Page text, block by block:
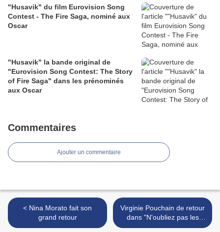
"Husavik" du film Eurovision Song
Contest - The Fire Saga, nominé aux
Oscar
"Husavik" la bande original de
"Eurovision Song Contest: The Story
of Fire Saga" dans les prénominés
aux Oscar
Commentaires
Ajouter un commentaire
< Nina Morato fait son
grand retour
Virginie Pouchain de retour
dans "N'oubliez pas les
paroles" >